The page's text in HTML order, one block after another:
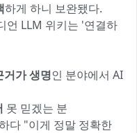
하게 하니 보완됐다.
언 LLM 위키는 '연결하
거가 생명인 분야에서 AI
못 믿겠는 분
다 "이게 정말 정확한